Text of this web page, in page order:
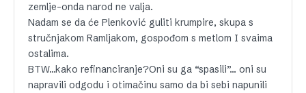
zemlje-onda narod ne valja.
Nadam se da će Plenković guliti krumpire, skupa s
stručnjakom Ramljakom, gospođom s metlom I svaima
ostalima.
BTW…kako refinanciranje?Oni su ga “spasili”… oni su
napravili odgodu i otimačinu samo da bi sebi napunili